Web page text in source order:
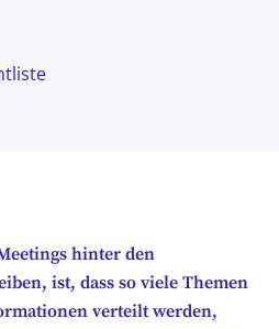
hinter den
ist, dass so viele Themen
verteilt werden,